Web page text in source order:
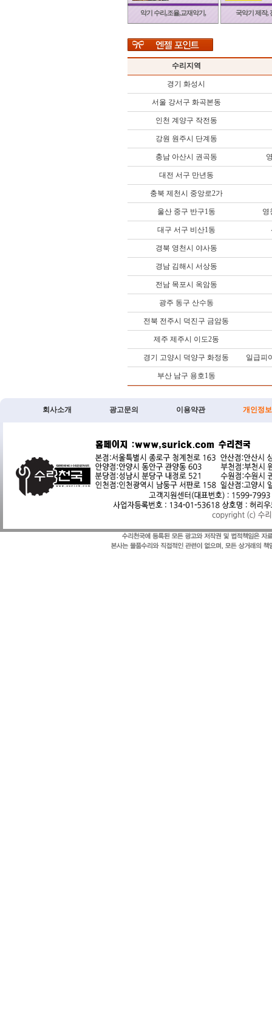
악기 수리,조율,교재악기, 국악기 제작,
수리지역
경기 화성시
서울 강서구 화곡본동
인천 계양구 작전동
강원 원주시 단계동
충남 아산시 권곡동
대전 서구 만년동
충북 제천시 중앙로2가
울산 중구 반구1동 영
대구 서구 비산1동
경북 영천시 야사동
경남 김해시 서상동
전남 목포시 옥암동
광주 동구 산수동
전북 전주시 덕진구 금암동
제주 제주시 이도2동
경기 고양시 덕양구 화정동 일급피
부산 남구 용호1동
회사소개 광고문의 이용약관 개인정